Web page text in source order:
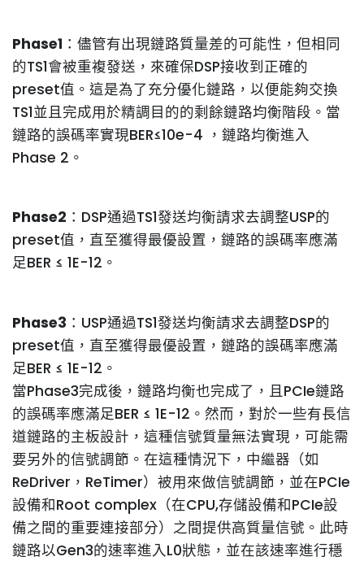
Phase1 ：儘管有出現鏈路質量差的可能性，但相同
的TS1會被重複發送，來確保DSP接收到正確的
preset值。這是為了充分優化鏈路，以便能夠交換
TS1並且完成用於精調目的的剩餘鏈路均衡階段。當
鏈路的誤碼率實現BER≤10e-4 ，鏈路均衡進入
Phase 2。
Phase2 ：DSP通過TS1發送均衡請求去調整USP的
preset值，直至獲得最優設置，鏈路的誤碼率應滿
足BER ≤ 1E-12。
Phase3 ：USP通過TS1發送均衡請求去調整DSP的
preset值，直至獲得最優設置，鏈路的誤碼率應滿
足BER ≤ 1E-12。
當Phase3完成後，鏈路均衡也完成了，且PCIe鏈路
的誤碼率應滿足BER ≤ 1E-12。然而，對於一些有長信
道鏈路的主板設計，這種信號質量無法實現，可能需
要另外的信號調節。在這種情況下，中繼器（如
ReDriver，ReTimer）被用來做信號調節，並在PCIe
設備和Root complex（在CPU,存儲設備和PCIe設
備之間的重要連接部分）之間提供高質量信號。此時
鏈路以Gen3的速率進入L0狀態，並在該速率進行穩